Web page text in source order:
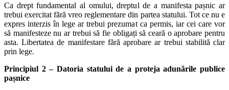
Ca drept fundamental al omului, dreptul de a manifesta pașnic ar
trebui exercitat fără vreo reglementare din partea statului. Tot ce nu e
expres interzis în lege ar trebui prezumat ca permis, iar cei care vor
să manifesteze nu ar trebui să fie obligați să ceară o aprobare pentru
asta. Libertatea de manifestare fără aprobare ar trebui stabilită clar
prin lege.
Principiul 2 – Datoria statului de a proteja adunările publice
pașnice